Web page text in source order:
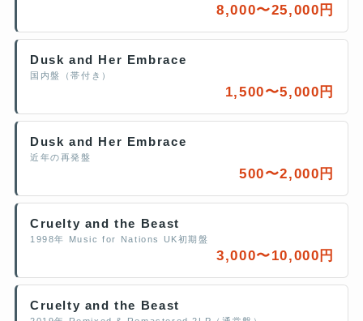
8,000〜25,000円
Dusk and Her Embrace
国内盤（帯付き）
1,500〜5,000円
Dusk and Her Embrace
近年の再発盤
500〜2,000円
Cruelty and the Beast
1998年 Music for Nations UK初期盤
3,000〜10,000円
Cruelty and the Beast